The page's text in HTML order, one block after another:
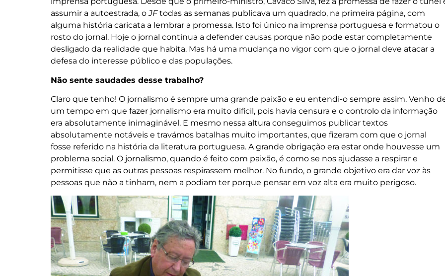
assumir a autoestrada, oJFtodas as semanas publicava um quadrado, na primeira página, com
alguma história caricata a lembrar a promessa. Isto foi único na imprensa portuguesa e formatou o
rosto do jornal. Hoje o jornal continua a defender causas porque não pode estar completamente
desligado da realidade que habita. Mas há uma mudança no vigor com que o jornal deve atacar a
defesa do interesse público e das populações.
Não sente saudades desse trabalho?
Claro que tenho! O jornalismo é sempre uma grande paixão e eu entendi-o sempre assim. Venho
um tempo em que fazer jornalismo era muito difícil, pois havia censura e o controlo da informação
era absolutamente inimaginável. E mesmo nessa altura conseguimos publicar textos
absolutamente notáveis e travámos batalhas muito importantes, que fizeram com que o jornal
fosse referido na história da literatura portuguesa. A grande obrigação era estar onde houvesse um
problema social. O jornalismo, quando é feito com paixão, é como se nos ajudasse a respirar e
permitisse que as outras pessoas respirassem melhor. No fundo, o grande objetivo era dar voz às
pessoas que não a tinham, nem a podiam ter porque pensar em voz alta era muito perigoso.